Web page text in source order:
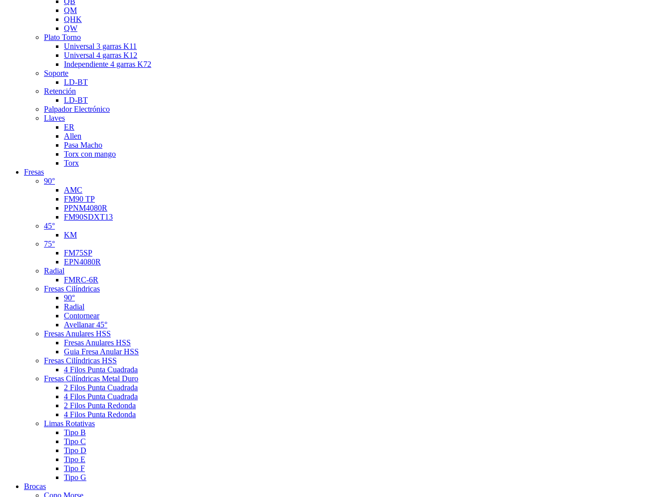
QM
QHK
QW
Plato Torno
Universal 3 garras K11
Universal 4 garras K12
Independiente 4 garras K72
Soporte
LD-BT
Retención
LD-BT
Palpador Electrónico
Llaves
ER
Allen
Pasa Macho
Torx con mango
Torx
Fresas
90°
AMC
FM90 TP
PPNM4080R
FM90SDXT13
45°
KM
75°
FM75SP
EPN4080R
Radial
FMRC-6R
Fresas Cilíndricas
90°
Radial
Contornear
Avellanar 45°
Fresas Anulares HSS
Fresas Anulares HSS
Guia Fresa Anular HSS
Fresas Cilíndricas HSS
4 Filos Punta Cuadrada
Fresas Cilíndricas Metal Duro
2 Filos Punta Cuadrada
4 Filos Punta Cuadrada
2 Filos Punta Redonda
4 Filos Punta Redonda
Limas Rotativas
Tipo B
Tipo C
Tipo D
Tipo E
Tipo F
Tipo G
Brocas
Cono Morse